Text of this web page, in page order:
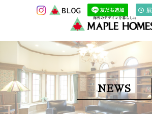
NEWS